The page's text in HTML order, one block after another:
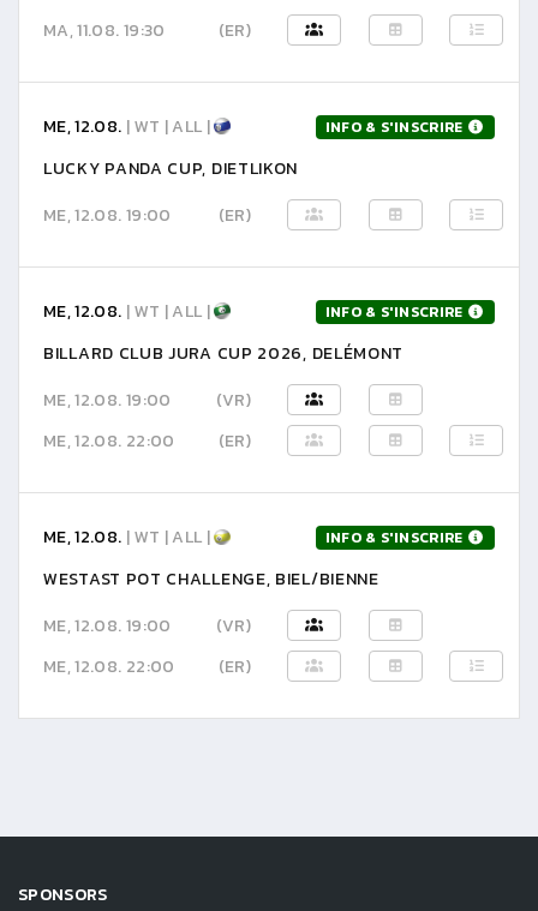
MA, 11.08. 19:30
(ER)
ME, 12.08. | WT | ALL | INFO & S'INSCRIRE
LUCKY PANDA CUP, DIETLIKON
ME, 12.08. 19:00
(ER)
ME, 12.08. | WT | ALL | INFO & S'INSCRIRE
BILLARD CLUB JURA CUP 2026, DELÉMONT
ME, 12.08. 19:00
(VR)
ME, 12.08. 22:00
(ER)
ME, 12.08. | WT | ALL | INFO & S'INSCRIRE
WESTAST POT CHALLENGE, BIEL/BIENNE
ME, 12.08. 19:00
(VR)
ME, 12.08. 22:00
(ER)
SPONSORS